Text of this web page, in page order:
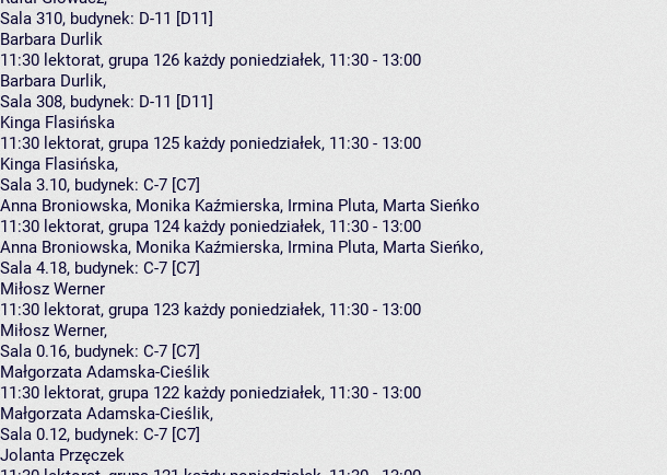
Sala 310, budynek: D-11 [D11]
Barbara Durlik
11:30 lektorat, grupa 126 każdy poniedziałek, 11:30 - 13:00
Barbara Durlik,
Sala 308, budynek: D-11 [D11]
Kinga Flasińska
11:30 lektorat, grupa 125 każdy poniedziałek, 11:30 - 13:00
Kinga Flasińska,
Sala 3.10, budynek: C-7 [C7]
Anna Broniowska, Monika Kaźmierska, Irmina Pluta, Marta Sieńko
11:30 lektorat, grupa 124 każdy poniedziałek, 11:30 - 13:00
Anna Broniowska, Monika Kaźmierska, Irmina Pluta, Marta Sieńko,
Sala 4.18, budynek: C-7 [C7]
Miłosz Werner
11:30 lektorat, grupa 123 każdy poniedziałek, 11:30 - 13:00
Miłosz Werner,
Sala 0.16, budynek: C-7 [C7]
Małgorzata Adamska-Cieślik
11:30 lektorat, grupa 122 każdy poniedziałek, 11:30 - 13:00
Małgorzata Adamska-Cieślik,
Sala 0.12, budynek: C-7 [C7]
Jolanta Przęczek